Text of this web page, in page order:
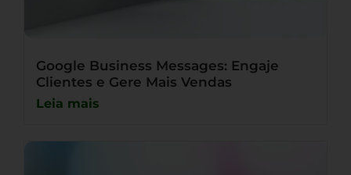
Google Business Messages: Engaje
Clientes e Gere Mais Vendas
Leia mais